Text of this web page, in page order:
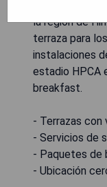
la región de
terraza para
instalaciones
estadio HPCA
breakfast.
- Terrazas con
- Servicios de
- Paquetes de
- Ubicación